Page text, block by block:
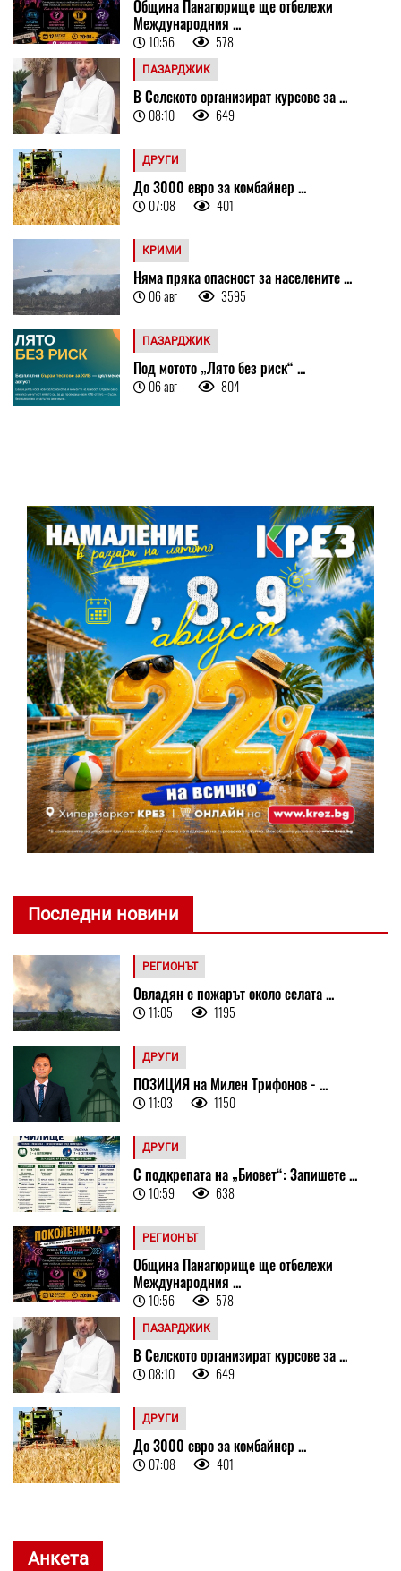
Община Панагюрище ще отбележи
Международния ...
10:56 578
ПАЗАРДЖИК
В Селското организират курсове за ...
08:10 649
ДРУГИ
До 3000 евро за комбайнер ...
07:08 401
КРИМИ
Няма пряка опасност за населените ...
06 авг 3595
ПАЗАРДЖИК
Под мотото „Лято без риск“ ...
06 авг 804
Последни новини
РЕГИОНЪТ
Овладян е пожарът около селата ...
11:05 1195
ДРУГИ
ПОЗИЦИЯ на Милен Трифонов - ...
11:03 1150
ДРУГИ
С подкрепата на „Биовет“: Запишете ...
10:59 638
РЕГИОНЪТ
Община Панагюрище ще отбележи
Международния ...
10:56 578
ПАЗАРДЖИК
В Селското организират курсове за ...
08:10 649
ДРУГИ
До 3000 евро за комбайнер ...
07:08 401
Анкета